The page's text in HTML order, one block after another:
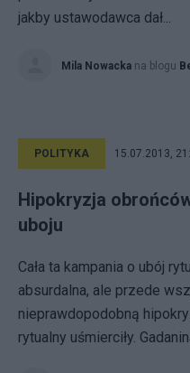
jakby ustawodawca dał...
Mila Nowacka na blogu
POLITYKA 15.07.2013,
Hipokryzja
uboju
Cała ta kampania o ubój
absurdalna, ale przede
nieprawdopodobną
rytualny uśmierciły.